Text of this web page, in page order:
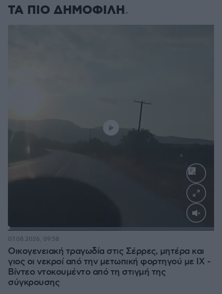
ΤΑ ΠΙΟ ΔΗΜΟΦΙΛΗ
Loaded:
Οικογενειακή τραγωδία στις Σέρρες, μητέρα και
γιος οι νεκροί από την μετωπική φορτηγού με ΙΧ -
Βίντεο ντοκουμέντο από τη στιγμή της
σύγκρουσης
07.08.2026, 09:58